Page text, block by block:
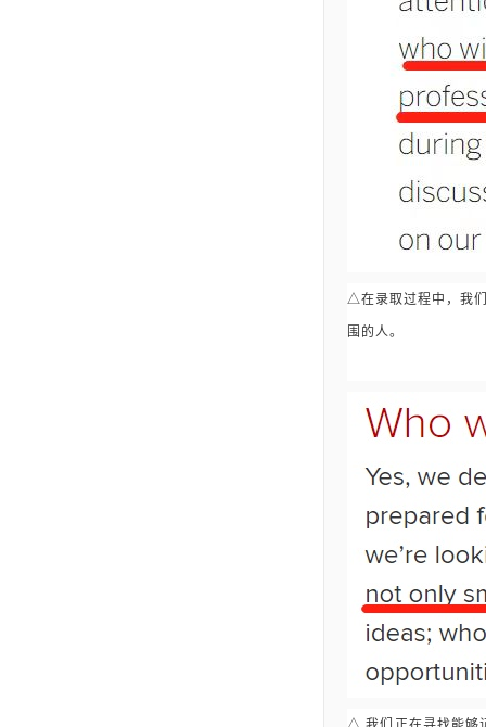
△在录取过程中，我
围的人。